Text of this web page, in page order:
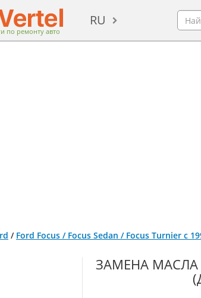
по ремонту авто
RU
/ Ford Focus / Focus Sedan / Focus Turnier с
ЗАМЕНА МАСЛА